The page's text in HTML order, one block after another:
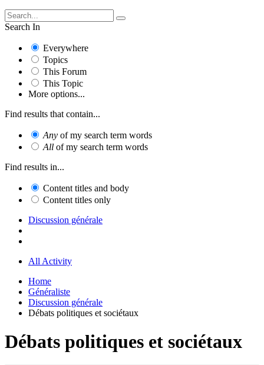
Search In
Everywhere
Topics
This Forum
This Topic
More options...
Find results that contain...
Any of my search term words
All of my search term words
Find results in...
Content titles and body
Content titles only
Discussion générale
All Activity
Home
Généraliste
Discussion générale
Débats politiques et sociétaux
Débats politiques et sociétaux